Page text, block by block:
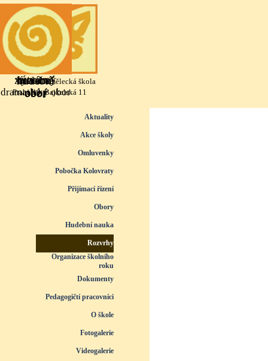
Přejít na obsah
výtvarný
taneční
literárně
hudební
Základní umělecká škola
Praha 10, Bajkalská 11
obor
obor
dramatický obor
obor
Přeskočit menu
Aktuality
Akce školy
Omluvenky
Pobočka Kolovraty
Přijímací řízení
Obory
Hudební nauka
Rozvrhy
Organizace školního
roku
Dokumenty
Pedagogičtí pracovníci
O škole
Fotogalerie
Videogalerie